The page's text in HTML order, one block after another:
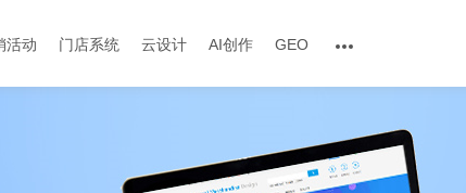
活动 门店系统 云设计 AI创作 GEO